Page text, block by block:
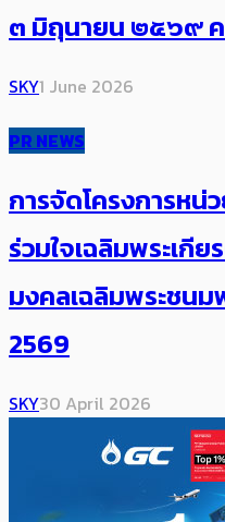
๓ มิถุนายน ๒๕๖๙ ค
SKY1 June 2026
PR NEWS
การจัดโครงการหน่
ร่วมใจเฉลิมพระเกี
มงคลเฉลิมพระชน
2569
SKY30 April 2026